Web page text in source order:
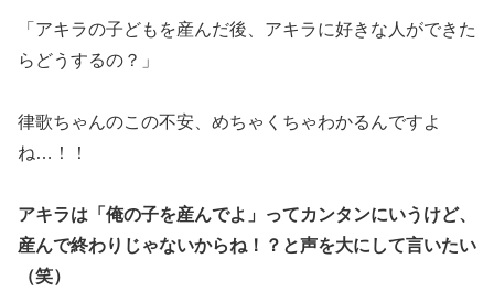
「アキラの子どもを産んだ後、アキラに好きな人ができた
らどうするの？」
律歌ちゃんのこの不安、めちゃくちゃわかるんですよ
ね…！！
アキラは「俺の子を産んでよ」ってカンタンにいうけど、
産んで終わりじゃないからね！？と声を大にして言いたい
（笑）